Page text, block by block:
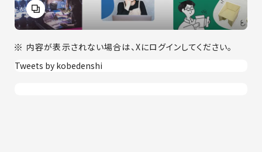
内容が表示されない場合は、Xにログインしてください。
Tweets by kobedenshi